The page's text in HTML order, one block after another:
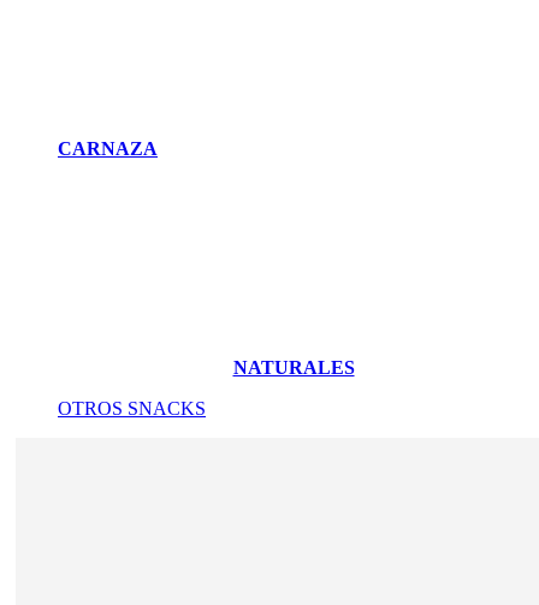
CARNAZA
NATURALES
OTROS SNACKS